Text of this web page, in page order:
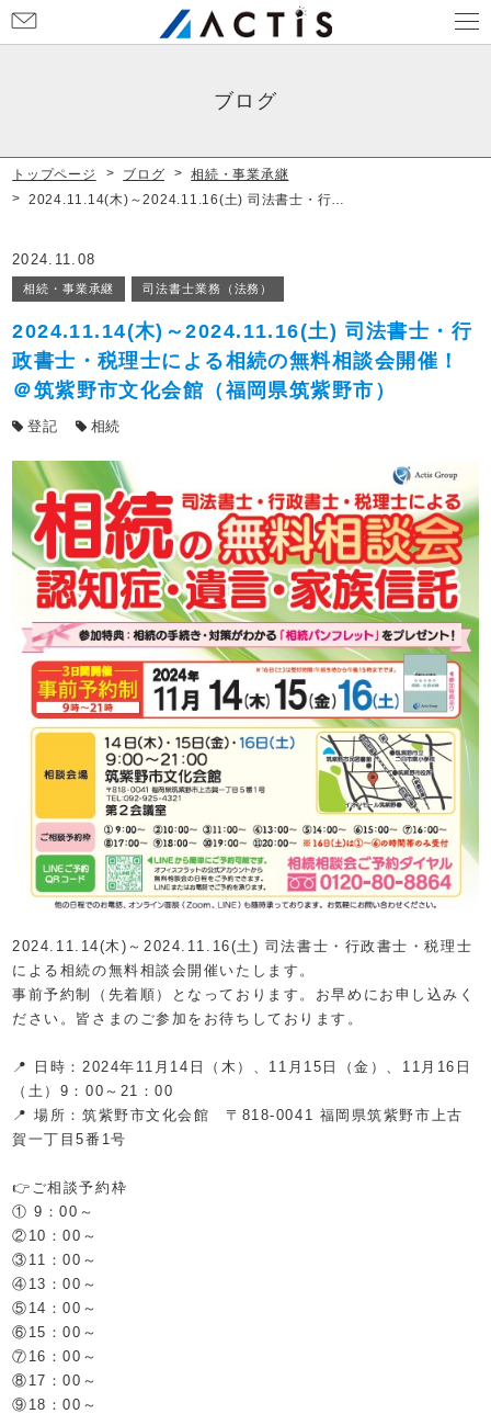
問
ブログ
トップページ ブログ
相続・事業承継
2024.11.14(木)～2024.11.16(土) 司法書士・行政書士・税理士による相続の無料相談会開催！＠筑紫野市文化会館（福岡県筑紫野市）
2024.11.08
相続・事業承継 司法書士業務（法務）
2024.11.14(木)～2024.11.16(土) 司法書士・行
政書士・税理士による相続の無料相談会開催！
＠筑紫野市文化会館（福岡県筑紫野市）
登記 相続
2024.11.14(木)～2024.11.16(土) 司法書士・行政書士・税理士
による相続の無料相談会開催いたします。
事前予約制（先着順）となっております。お早めにお申し込みく
ださい。皆さまのご参加をお待ちしております。
📍 日時：2024年 11月14日（木）、11月15日（金）、11月16日
（土） 9：00～21：00
📍 場所：筑紫野市文化会館 〒818-0041 福岡県筑紫野市上古
賀一丁目5番1号
👉ご相談予約枠
① 9：00～
②10：00～
③11：00～
④13：00～
⑤14：00～
⑥15：00～
⑦16：00～
⑧17：00～
⑨18：00～